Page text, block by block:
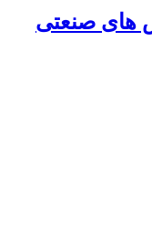
های صنعتی